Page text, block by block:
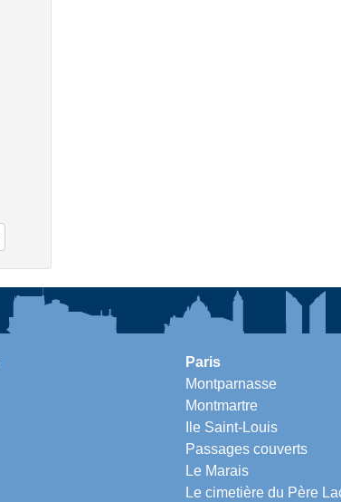
Paris
Montparnasse
Montmartre
Ile Saint-Louis
Passages couverts
Le Marais
Le cimetière du Père